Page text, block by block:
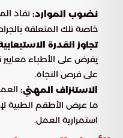
نضوب الموارد: نفاد
خاصة تلك المتعلقة
تجاوز القدرة
يفرض على الأطباء
على فرص النجاة.
الاستنزاف المهني:
ما عرض الأطقم الطبية
استمرارية العمل.